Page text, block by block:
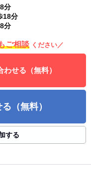
分
18分
分
ご相談 ください／
せる（無料）
（無料）
する